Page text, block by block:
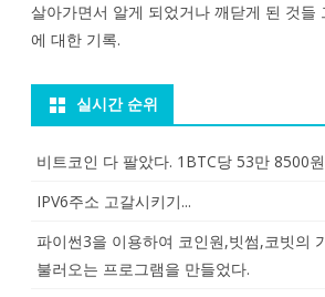
살아가면서 알게 되었거나 깨닫게 된 것들
에 대한 기록.
실시간 순위
비트코인 다 팔았다. 1BTC당 53만 8500
IPV6주소 고갈시키기...
파이썬3을 이용하여 코인원,빗썸,코빗의
불러오는 프로그램을 만들었다.